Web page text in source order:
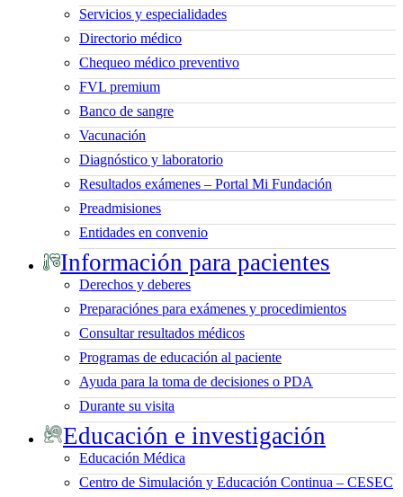
Servicios y especialidades
Directorio médico
Chequeo médico preventivo
FVL premium
Banco de sangre
Vacunación
Diagnóstico y laboratorio
Resultados exámenes – Portal Mi Fundación
Preadmisiones
Entidades en convenio
Información para pacientes
Derechos y deberes
Preparaciónes para exámenes y procedimientos
Consultar resultados médicos
Programas de educación al paciente
Ayuda para la toma de decisiones o PDA
Durante su visita
Educación e investigación
Educación Médica
Centro de Simulación y Educación Continua – CESEC